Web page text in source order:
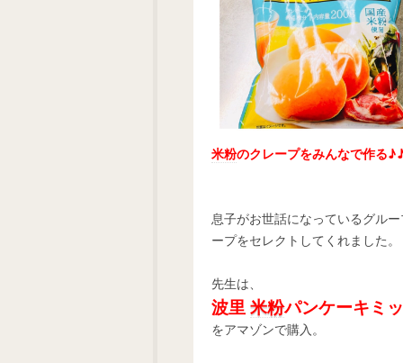
米粉のクレープをみんなで作る
息子がお世話になっているグル
ープをセレクトしてくれました。
先生は、
波里 米粉パンケーキミ
をアマゾンで購入。